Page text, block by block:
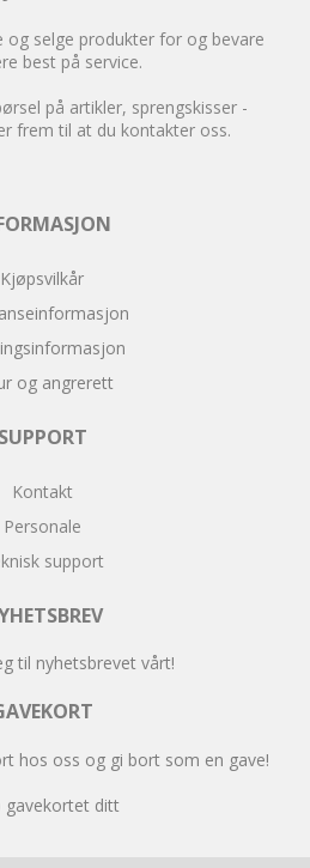
og selge produkter for og bevare
best på service.
på artikler, sprengskisser -
frem til at du kontakter oss.
Kjøpsvilkår
og angrerett
SUPPORT
Kontakt
Personale
support
til nyhetsbrevet vårt!
hos oss og gi bort som en gave!
gavekortet ditt